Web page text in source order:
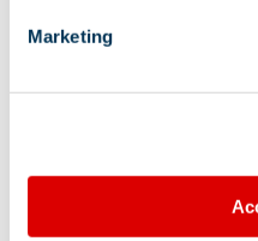
Marketing
08/